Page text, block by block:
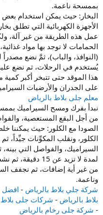
بممسحة ناعمة.
البخار: حيث يمكن استخدام بعض
الأجهزة الكهربائية التي تطلق
عمل هذه الطريقة من غير آلة،
الحمامات لا توجد بها مواد
(النوافذ، والباب)، ثمَّ نضع مصدراً
يُستخدم في الرحلات، ثم نضع
هذا الموقد حتى تتبخر أكبر
على الجدران والأرضيات
معلم جلى بلاط بالرياض
نبدأ بفرك ومسح السيراميك
من أجل البقع المستعصية،
الصودا مع الكلور: حيث
الكلور، ونقلب المكوِّنات جيِّداً،
السيراميك، والفواصل التي
لمدة لا تزيد عن
من غير أية إضافات، ثم نجفف
وناعمة.
شركة جلي بلاط بالرياض - افضل
بلاط بالرياض - شركات جلى بلاط
- شركة جلى رخام بالرياض